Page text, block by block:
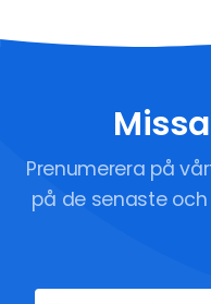
Prenumerera på
på de senaste